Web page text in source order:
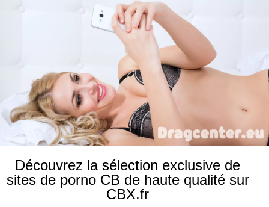
Découvrez la sélection exclusive de
sites de porno CB de haute qualité sur
CBX.fr